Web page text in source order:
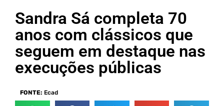
Sandra Sá completa 70
anos com clássicos que
seguem em destaque nas
execuções públicas
FONTE: Ecad